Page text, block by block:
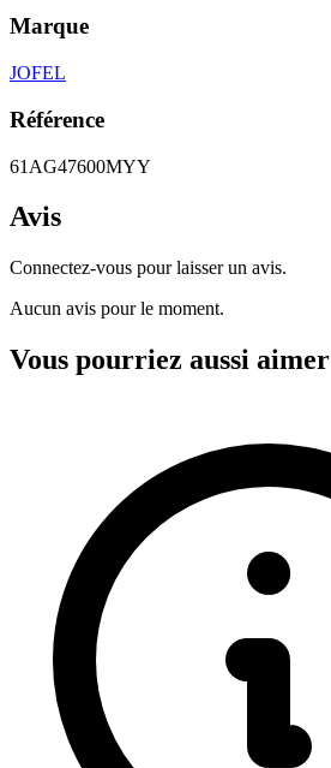
Marque
JOFEL
Référence
61AG47600MYY
Avis
Connectez-vous pour laisser un avis.
Aucun avis pour le moment.
Vous pourriez aussi aimer